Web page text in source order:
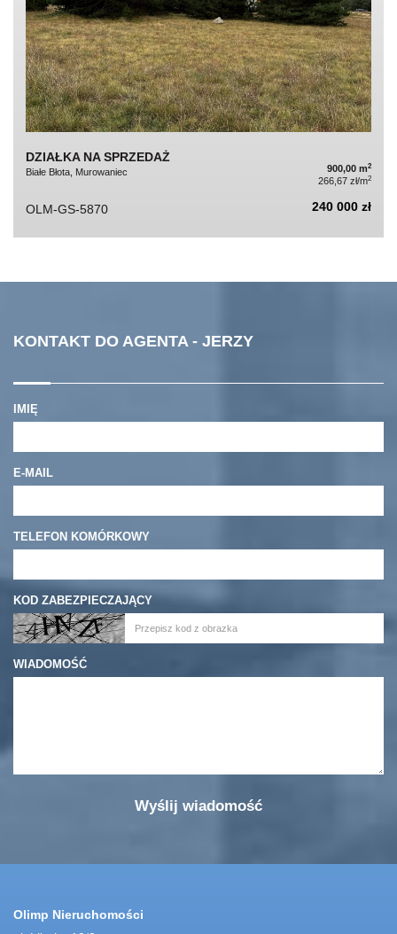
DZIAŁKA NA SPRZEDAŻ
Białe Błota, Murowaniec 900,00 m2
266,67 zł/m2
OLM-GS-5870 240 000 zł
KONTAKT DO AGENTA - JERZY
IMIĘ
E-MAIL
TELEFON KOMÓRKOWY
KOD ZABEZPIECZAJĄCY
WIADOMOŚĆ
Olimp Nieruchomości